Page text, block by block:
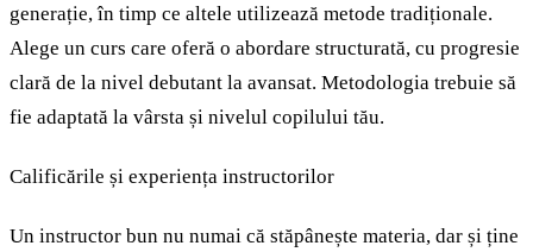
generație, în timp ce altele utilizează metode tradiționale.
Alege un curs care oferă o abordare structurată, cu progresie
clară de la nivel debutant la avansat. Metodologia trebuie să
fie adaptată la vârsta și nivelul copilului tău.
Calificările și experiența instructorilor
Un instructor bun nu numai că stăpânește materia, dar și ține